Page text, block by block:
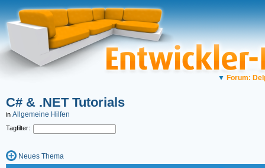
▼ Forum:
C# & .NET Tutorials
in Allgemeine Hilfen
Tagfilter:
Neues Thema